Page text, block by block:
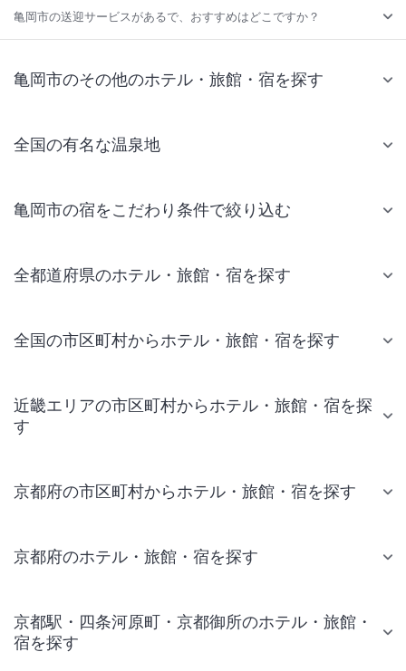
亀岡市の送迎サービスがあるで、おすすめはどこですか？
亀岡市のその他のホテル・旅館・宿を探す
全国の有名な温泉地
亀岡市の宿をこだわり条件で絞り込む
全都道府県のホテル・旅館・宿を探す
全国の市区町村からホテル・旅館・宿を探す
近畿エリアの市区町村からホテル・旅館・宿を探
す
京都府の市区町村からホテル・旅館・宿を探す
京都府のホテル・旅館・宿を探す
京都駅・四条河原町・京都御所のホテル・旅館・
宿を探す